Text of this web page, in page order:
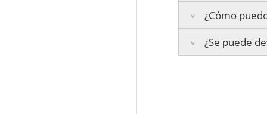
Islas Baleares:El
Los plazos
La garantía varía
3 años de
2 años de
Todas nuestras
¿Cómo
Te enviaremos un
en todo momento.
¿Se puede